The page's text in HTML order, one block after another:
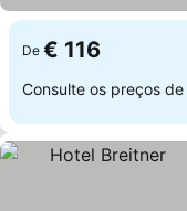
De € 116
Consulte os preços de